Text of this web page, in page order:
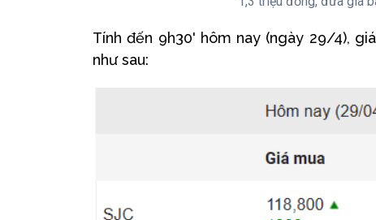
Tính đến 9h30' hôm nay (ngày 29/4),
như sau: